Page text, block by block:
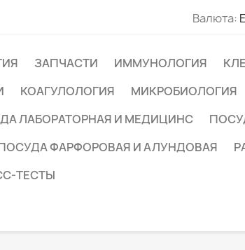
Валюта:
ЗАПЧАСТИ ИММУНОЛОГИЯ
КОАГУЛОЛОГИЯ МИКРОБИОЛОГИЯ
ЛАБОРАТОРНАЯ И МЕДИЦИНС
ФАРФОРОВАЯ И АЛУНДОВАЯ
ТЕСТЫ